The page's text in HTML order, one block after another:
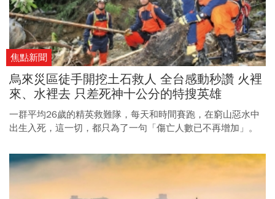
焦點新聞
烏來災區徒手開挖土石救人 全台感動秒讚 火裡
來、水裡去 只差死神十公分的特搜英雄
一群平均26歲的精英救難隊，每天和時間賽跑，在窮山惡水中
出生入死，這一切，都只為了一句「傷亡人數已不再增加」。
樣。